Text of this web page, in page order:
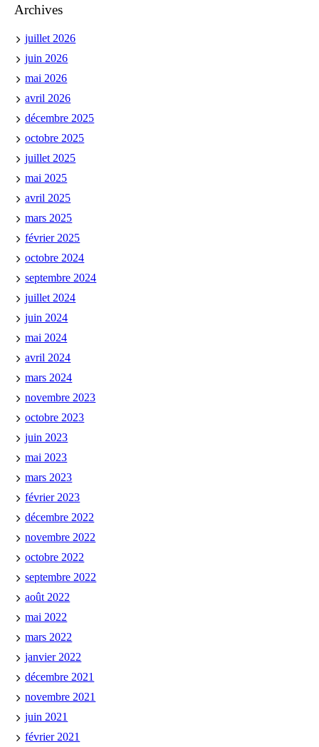
Archives
juillet 2026
juin 2026
mai 2026
avril 2026
décembre 2025
octobre 2025
juillet 2025
mai 2025
avril 2025
mars 2025
février 2025
octobre 2024
septembre 2024
juillet 2024
juin 2024
mai 2024
avril 2024
mars 2024
novembre 2023
octobre 2023
juin 2023
mai 2023
mars 2023
février 2023
décembre 2022
novembre 2022
octobre 2022
septembre 2022
août 2022
mai 2022
mars 2022
janvier 2022
décembre 2021
novembre 2021
juin 2021
février 2021